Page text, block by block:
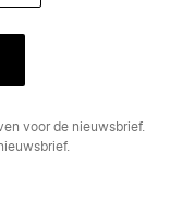
voor de nieuwsbrief.